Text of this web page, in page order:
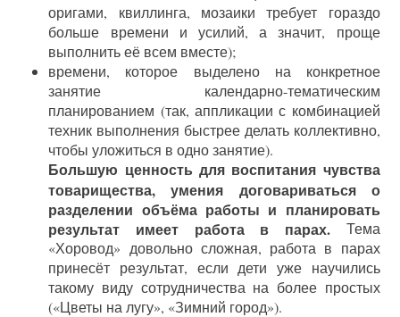
оригами, квиллинга, мозаики требует гораздо
больше времени и усилий, а значит, проще
выполнить её всем вместе);
времени, которое выделено на конкретное
занятие календарно-тематическим
планированием (так, аппликации с комбинацией
техник выполнения быстрее делать коллективно,
чтобы уложиться в одно занятие).
Большую ценность для воспитания чувства
товарищества, умения договариваться о
разделении объёма работы и планировать
результат имеет работа в парах. Тема
«Хоровод» довольно сложная, работа в парах
принесёт результат, если дети уже научились
такому виду сотрудничества на более простых
(«Цветы на лугу», «Зимний город»).